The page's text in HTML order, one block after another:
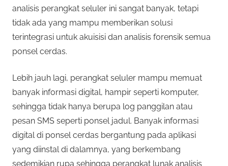
analisis perangkat seluler ini sangat banyak, tetapi
tidak ada yang mampu memberikan solusi
terintegrasi untuk akuisisi dan analisis forensik semua
ponsel cerdas.
Lebih jauh lagi, perangkat seluler mampu memuat
banyak informasi digital, hampir seperti komputer,
sehingga tidak hanya berupa log panggilan atau
pesan SMS seperti ponsel jadul. Banyak informasi
digital di ponsel cerdas bergantung pada aplikasi
yang diinstal di dalamnya, yang berkembang
sedemikian rupa sehingga perangkat lunak analisis